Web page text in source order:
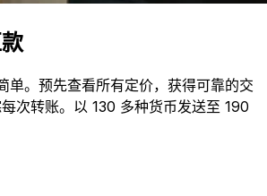
单。预先查看所有定价，获得可靠的交
次转账。以 130 多种货币发送至 190